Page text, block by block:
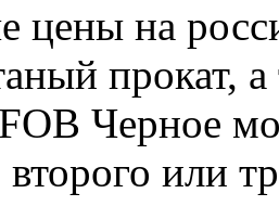
цены на
прокат,
Черное
или